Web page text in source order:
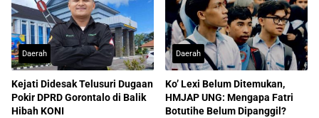
Daerah
Kejati Didesak Telusuri Dugaan
Pokir DPRD Gorontalo di Balik
Hibah KONI
Daerah
Ko’ Lexi Belum Ditemukan,
HMJAP UNG: Mengapa Fatri
Botutihe Belum Dipanggil?